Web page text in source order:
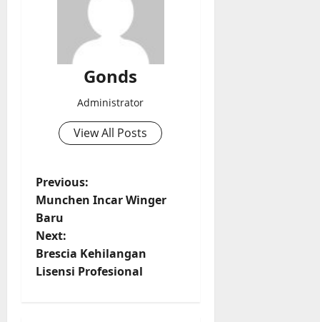
Gonds
Administrator
View All Posts
P
o
s
t
Previous:
Munchen Incar Winger
Baru
Next:
Brescia Kehilangan
Lisensi Profesional